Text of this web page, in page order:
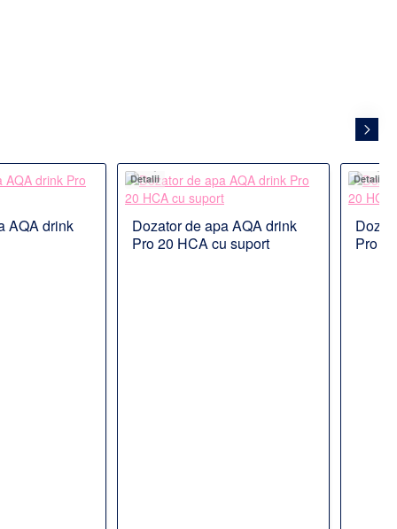
%
AQA drink
Detalii
Disponibil la comanda %
Dozator de apa AQA drink
Pro 20 HCA cu suport
Detalii
Pro